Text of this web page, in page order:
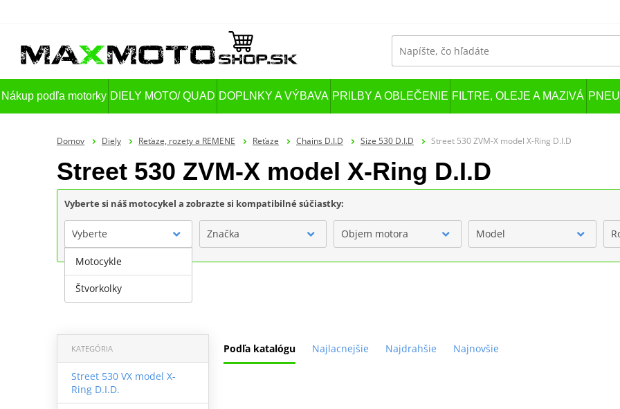
Nákup podľa motorky DIELY MOTO/ QUAD DOPLNKY A VÝBAVA PRILBY A OBLEČENIE FILTRE, OLEJE A MAZIVÁ
Domov Diely Reťaze, rozety a REMENE Reťaze Chains D.I.D Size 530 D.I.D Street 530 ZVM-X model X-Ring D.I.D
Street 530 ZVM-X model X-Ring D.I.D
Vyberte si náš motocykel a zobrazte si kompatibilné súčiastky:
Vyberte Značka Objem motora Model
Podľa katalógu Najlacnejšie Najdrahšie Najnovšie
KATEGÓRIA
Street 530 VX model X-
Ring D.I.D.
Motocykle
Štvorkolky